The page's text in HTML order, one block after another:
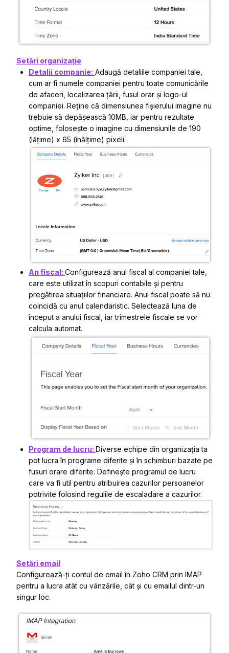
Setări organizație
Detalii companie: Adaugă detaliile companiei tale,
cum ar fi numele companiei pentru toate comunicările
de afaceri, localizarea țării, fusul orar și logo-ul
companiei. Reține că dimensiunea fișierului imagine nu
trebuie să depășească 10MB, iar pentru rezultate
optime, folosește o imagine cu dimensiunile de 190
(lățime) x 65 (înălțime) pixeli.
An fiscal: Configurează anul fiscal al companiei tale,
care este utilizat în scopuri contabile și pentru
pregătirea situațiilor financiare. Anul fiscal poate să nu
coincidă cu anul calendaristic. Selectează luna de
început a anului fiscal, iar trimestrele fiscale se vor
calcula automat.
Program de lucru: Diverse echipe din organizația ta
pot lucra în programe diferite și în schimburi bazate pe
fusuri orare diferite. Definește programul de lucru
care va fi util pentru atribuirea cazurilor persoanelor
potrivite folosind regulile de escaladare a cazurilor.
Setări email
Configurează-ți contul de email în Zoho CRM prin IMAP
pentru a lucra atât cu vânzările, cât și cu emailul dintr-un
singur loc.